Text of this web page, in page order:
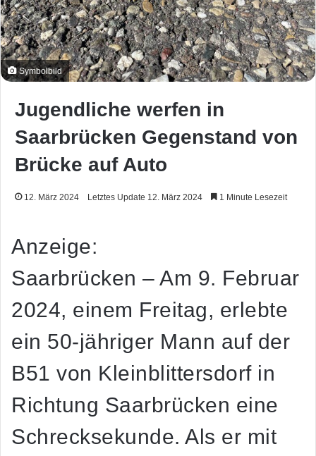
Symbolbild
Jugendliche werfen in
Saarbrücken Gegenstand von
Brücke auf Auto
12. März 2024 Letztes Update 12. März 2024 1 Minute Lesezeit
Anzeige:
Saarbrücken – Am 9. Februar
2024, einem Freitag, erlebte
ein 50-jähriger Mann auf der
B51 von Kleinblittersdorf in
Richtung Saarbrücken eine
Schrecksekunde. Als er mit